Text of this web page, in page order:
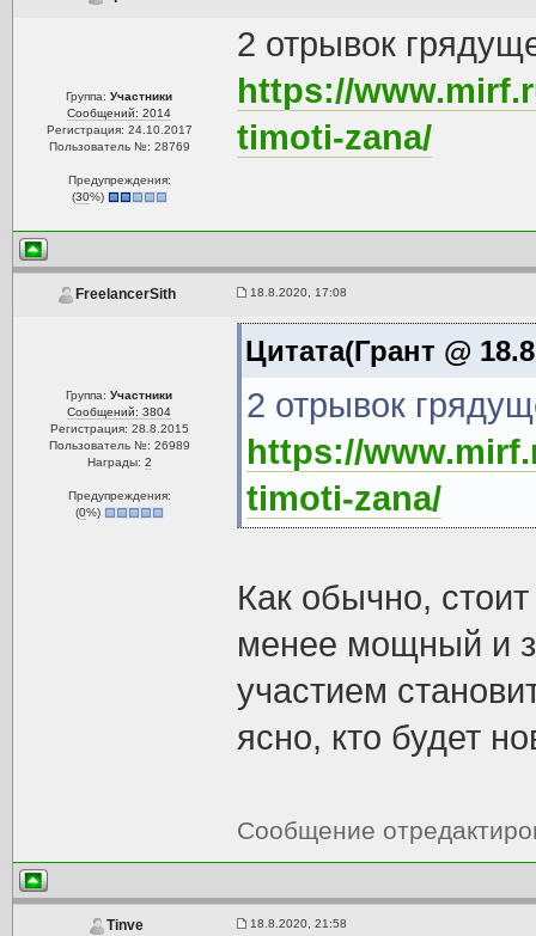
Группа:Участники
Сообщений: 2014
Регистрация: 24.10.2017
Пользователь №: 28769
Предупреждения:
(30%)
2 отрывок
https://
timoti-zana/
FreelancerSith 18.8.2020, 17:08
Группа:Участники
Сообщений: 3804
Регистрация: 28.8.2015
Пользователь №: 26989
Награды: 2
Предупреждения:
(0%)
Цитата(Грант @
2 отрывок
https://
timoti-zana/
Как обычно,
менее мощный и
участием
ясно, кто будет
Сообщение
Tinve 18.8.2020, 21:58